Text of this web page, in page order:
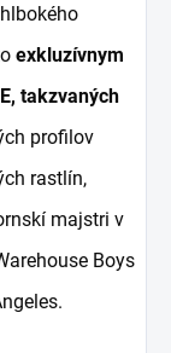
exkluzívnym
takzvaných
profilov
rastlín,
majstri v
Boys